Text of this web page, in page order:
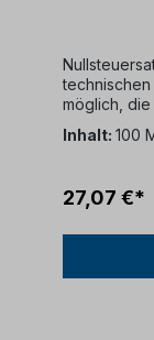
möglich,
Inhalt: 100
27,07 €*